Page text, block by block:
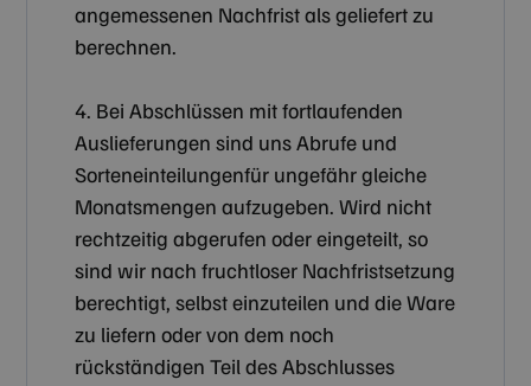
angemessenen Nachfrist als geliefert zu
berechnen.
4. Bei Abschlüssen mit fortlaufenden
Auslieferungen sind uns Abrufe und
Sorteneinteilungenfür ungefähr gleiche
Monatsmengen aufzugeben. Wird nicht
rechtzeitig abgerufen oder eingeteilt, so
sind wir nach fruchtloser Nachfristsetzung
berechtigt, selbst einzuteilen und die Ware
zu liefern oder von dem noch
rückständigen Teil des Abschlusses